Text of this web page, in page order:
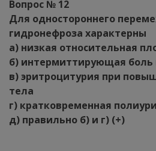
Вопрос № 12
Для одностороннего
гидронефроза характерны
а) низкая относительная
б) интермиттирующая боль
в) эритроцитурия при
тела
г) кратковременная
д) правильно б) и г) (+)